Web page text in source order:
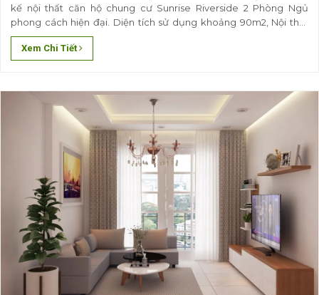
kế nội thất căn hộ chung cư Sunrise Riverside 2 Phòng Ngủ
phong cách hiện đại. Diện tích sử dụng khoảng 90m2, Nội thất
phù hợp với nhu cầu sử dụng ở lâu dài.
Xem Chi Tiết